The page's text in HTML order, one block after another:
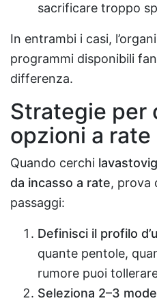
sacrificare troppo
In entrambi i casi,
programmi disponibili
differenza.
Strategie per
opzioni a
Quando cerchi
da incasso a rate, prova
passaggi:
Definisci il profilo
quante pentole,
rumore puoi
Seleziona 2–3